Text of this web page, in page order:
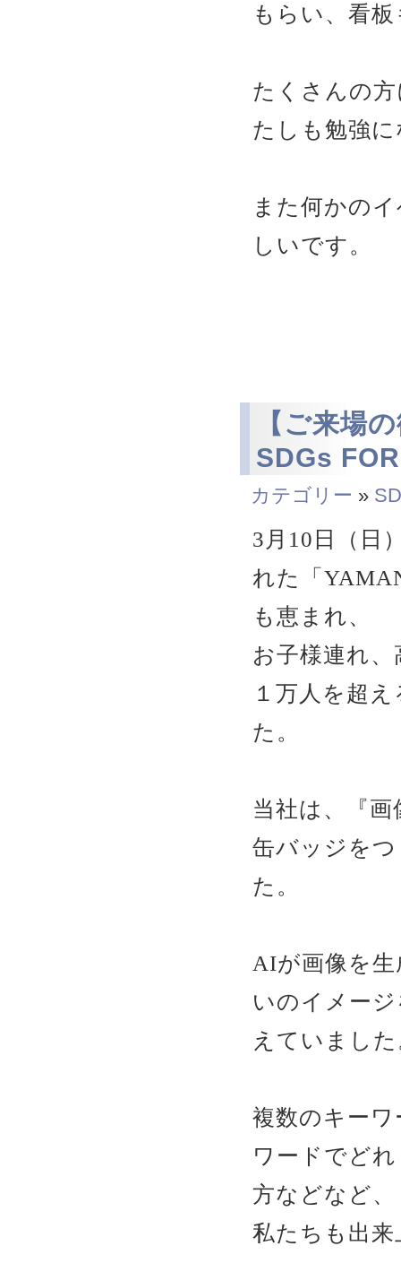
もらい、看
たくさんの
たしも勉強
また何かの
しいです。
【ご来場
SDGs
カテゴリー »
3月10日（日
れた「
も恵まれ、
お子様連れ
１万人を超
た。
当社は、『
缶バッジを
た。
AIが画像を
いのイメー
えていまし
複数のキー
ワードでど
方などなど、
私たちも出